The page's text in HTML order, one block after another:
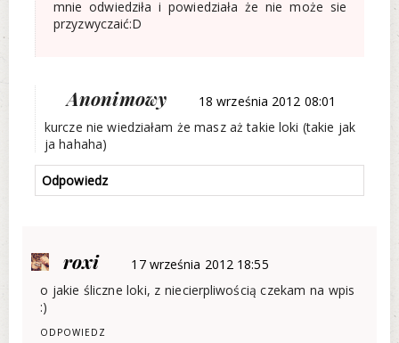
mnie odwiedziła i powiedziała że nie może sie
przyzwyczaić:D
Anonimowy
18 września 2012 08:01
kurcze nie wiedziałam że masz aż takie loki (takie jak
ja hahaha)
Odpowiedz
roxi
17 września 2012 18:55
o jakie śliczne loki, z niecierpliwością czekam na wpis
:)
ODPOWIEDZ